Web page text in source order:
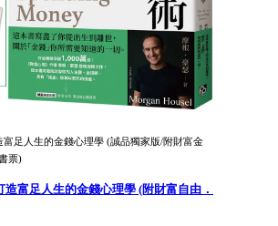
富足人生的金錢心理學 (誠品獨家版/附財富金
票)
造富足人生的金錢心理學 (附財富自由．